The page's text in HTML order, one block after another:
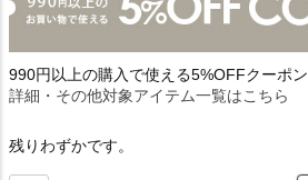
990円以上の購入で使える5%OFFクーポン
詳細・その他対象アイテム一覧はこちら
残りわずかです。